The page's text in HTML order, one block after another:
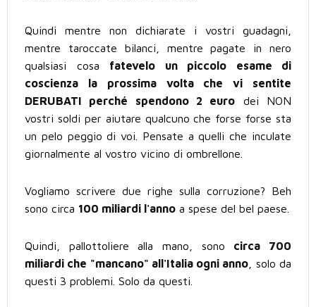
Quindi mentre non dichiarate i vostri guadagni,
mentre taroccate bilanci, mentre pagate in nero
qualsiasi cosa fatevelo un piccolo esame di
coscienza la prossima volta che vi sentite
DERUBATI perché spendono 2 euro dei NON
vostri soldi per aiutare qualcuno che forse forse sta
un pelo peggio di voi. Pensate a quelli che inculate
giornalmente al vostro vicino di ombrellone.
Vogliamo scrivere due righe sulla corruzione? Beh
sono circa 100 miliardi l'anno a spese del bel paese.
Quindi, pallottoliere alla mano, sono circa 700
miliardi che "mancano" all'Italia ogni anno , solo da
questi 3 problemi. Solo da questi.